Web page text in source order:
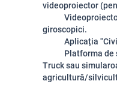
videoproiector
Videoproiector,
giroscopici.
Aplicația "Civil
Platforma de
Truck sau
agricultură/